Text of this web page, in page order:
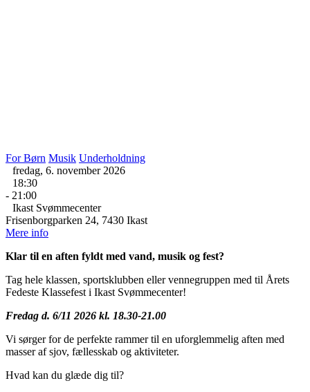
For Børn Musik Underholdning
fredag, 6. november 2026
18:30
- 21:00
Ikast Svømmecenter
Frisenborgparken 24, 7430 Ikast
Mere info
Klar til en aften fyldt med vand, musik og fest?
Tag hele klassen, sportsklubben eller vennegruppen med til Årets
Fedeste Klassefest i Ikast Svømmecenter!
Fredag d. 6/11 2026 kl. 18.30-21.00
Vi sørger for de perfekte rammer til en uforglemmelig aften med
masser af sjov, fællesskab og aktiviteter.
Hvad kan du glæde dig til?